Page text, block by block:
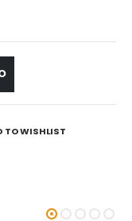
TO WISHLIST